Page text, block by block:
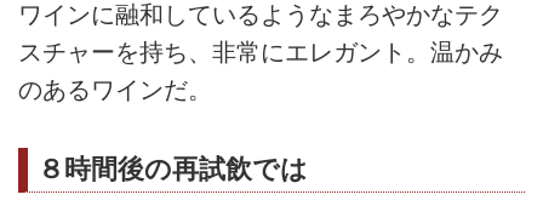
ワインに融和しているようなまろやかなテク
スチャーを持ち、非常にエレガント。温かみ
のあるワインだ。
８時間後の再試飲では